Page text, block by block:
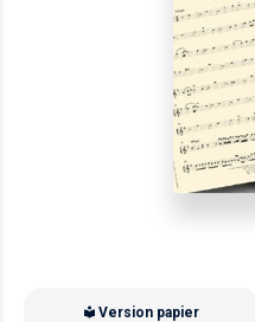
Version papier